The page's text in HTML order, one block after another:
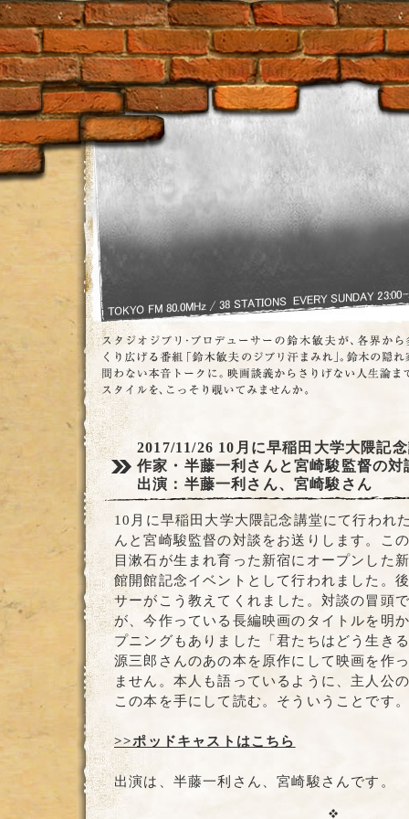
2017/11/26 10月に早稲田大学大隈記
作家・半藤一利さんと宮崎駿監督の
出演：半藤一利さん、宮崎駿さん
10月に早稲田大学大隈記念講堂にて行われ
んと宮崎駿監督の対談をお送りします。こ
目漱石が生まれ育った新宿にオープンした
館開館記念イベントとして行われました。
サーがこう教えてくれました。対談の冒頭
が、今作っている長編映画のタイトルを明
プニングもありました「君たちはどう生き
源三郎さんのあの本を原作にして映画を作
ません。本人も語っているように、主人公
この本を手にして読む。そういうことです
>>ポッドキャストはこちら
出演は、半藤一利さん、宮崎駿さんです。